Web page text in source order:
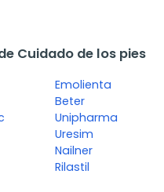
Cuidado de los pies
Emolienta
Beter
Unipharma
Uresim
Nailner
Rilastil